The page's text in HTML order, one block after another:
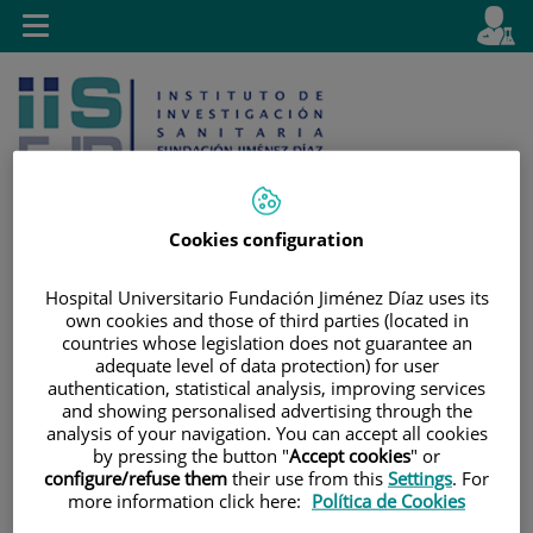
Saltar al contenido
contenido
Selector
activo
es
Buscar
Toggle
navigation
Cookies configuration
Hospital Universitario Fundación Jiménez Díaz uses its
own cookies and those of third parties (located in
countries whose legislation does not guarantee an
adequate level of data protection) for user
authentication, statistical analysis, improving services
and showing personalised advertising through the
analysis of your navigation. You can accept all cookies
by pressing the button "Accept cookies" or
configure/refuse them their use from this Settings. For
more information click here: Política de Cookies